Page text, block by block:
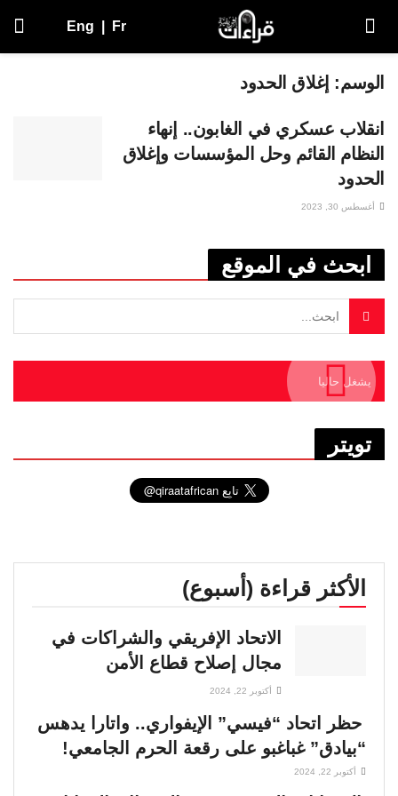
Eng Fr
الوسم: إغلاق الحدود
انقلاب عسكري في الغابون.. إنهاء
النظام القائم وحل المؤسسات وإغلاق
الحدود
أغسطس 30, 2023
ابحث في الموقع
يشغل حاليا
تويتر
الأكثر قراءة (أسبوع)
الاتحاد الإفريقي والشراكات في
مجال إصلاح قطاع الأمن
أكتوبر 22, 2024
حظر اتحاد “فيسي” الإيفواري.. واتارا يدهس
“بيادق” غباغبو على رقعة الحرم الجامعي!
أكتوبر 22, 2024